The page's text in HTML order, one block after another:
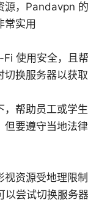
源，Pandavpn
常实用
使用安全，且
切换服务器以获
，帮助员工或学
但要遵守当地法
视资源受地理限
以尝试切换服务